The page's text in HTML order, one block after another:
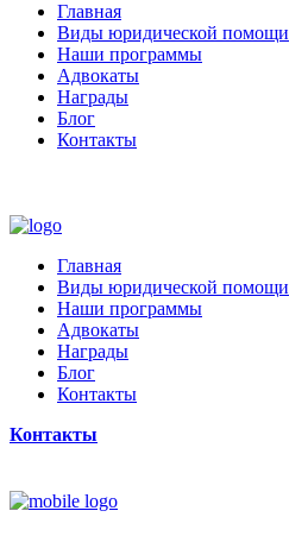
Главная
Виды юридической помощи
Наши программы
Адвокаты
Награды
Блог
Контакты
Главная
Виды юридической помощи
Наши программы
Адвокаты
Награды
Блог
Контакты
Контакты